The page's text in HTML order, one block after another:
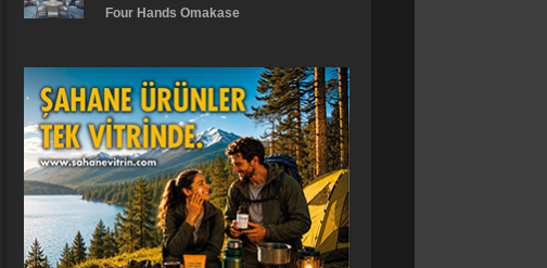
Four Hands Omakase